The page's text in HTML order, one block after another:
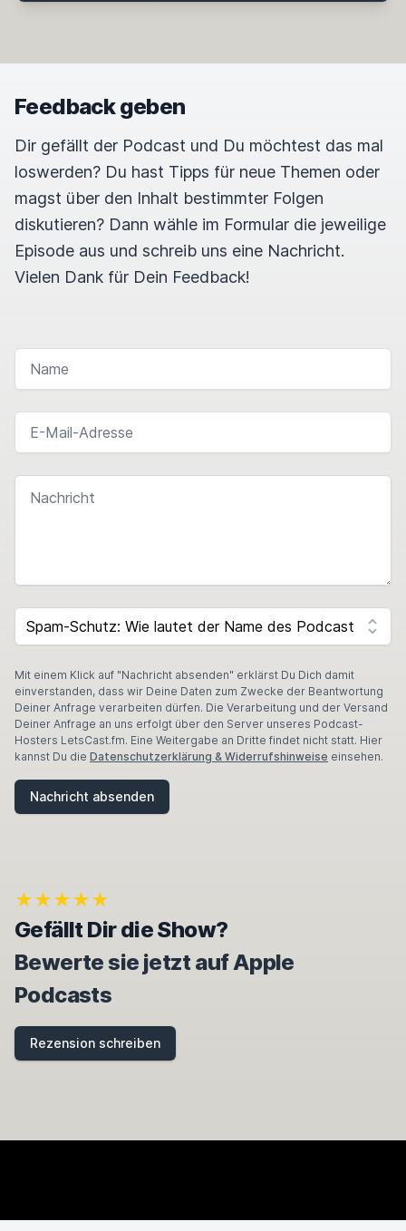
Feedback geben
Dir gefällt der Podcast und Du möchtest das mal
loswerden? Du hast Tipps für neue Themen oder
magst über den Inhalt bestimmter Folgen
diskutieren? Dann wähle im Formular die jeweilige
Episode aus und schreib uns eine Nachricht.
Vielen Dank für Dein Feedback!
NAME
E-MAIL-ADRESSE
NACHRICHT
SPAM CAPTCHA
Mit einem Klick auf "Nachricht absenden" erklärst Du Dich damit
einverstanden, dass wir Deine Daten zum Zwecke der Beantwortung
Deiner Anfrage verarbeiten dürfen. Die Verarbeitung und der Versand
Deiner Anfrage an uns erfolgt über den Server unseres Podcast-
Hosters LetsCast.fm. Eine Weitergabe an Dritte findet nicht statt. Hier
kannst Du die Datenschutzerklärung & Widerrufshinweise einsehen.
Nachricht absenden
★★★★★
Gefällt Dir die Show?
Bewerte sie jetzt auf Apple
Podcasts
Rezension schreiben